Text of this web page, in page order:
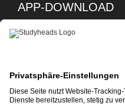
APP-DOWNLOAD